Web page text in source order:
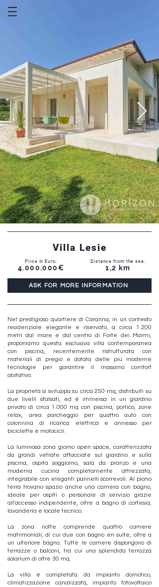
Villa Lesie
Price in Euro:
4.000.000€
Distance from the sea:
1,2 km
ASK FOR MORE INFORMATION
Nel prestigioso quartiere di Caranna, in un contesto
residenziale elegante e riservato, a circa 1.200
metri dal mare e dal centro di Forte dei Marmi,
proponiamo questa esclusiva villa contemporanea
con piscina, recentemente ristrutturata con
materiali di pregio e dotata delle più moderne
tecnologie per garantire il massimo comfort
abitativo.
La proprietà si sviluppa su circa 250 mq, distribuiti su
due livelli sfalsati, ed è immersa in un giardino
privato di circa 1.000 mq con piscina, portico, zone
relax, area parcheggio per quattro auto con
colonnina di ricarica elettrica e annesso per
biciclette e motocicli.
La luminosa zona giorno open space, caratterizzata
da grandi vetrate affacciate sul giardino e sulla
piscina, ospita soggiorno, sala da pranzo e una
moderna cucina completamente attrezzata,
integrabile con eleganti pannelli scorrevoli. Al piano
terra trovano spazio anche una camera con bagno,
ideale per ospiti o personale di servizio grazie
all'accesso indipendente, oltre a bagno di cortesia,
lavanderia e locale tecnico.
La zona notte comprende quattro camere
matrimoniali, di cui due con bagno en suite, oltre a
un ulteriore bagno. Tutte le camere dispongono di
terrazze o balconi, tra cui una splendida terrazza
solarium di oltre 30 mq.
La villa è completata da impianto domotico,
climatizzazione canalizzata, impianto fotovoltaico